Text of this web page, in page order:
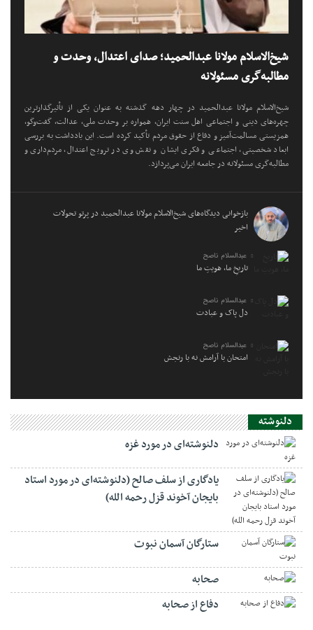
شیخ‌الاسلام مولانا عبدالحمید؛ صدای اعتدال، وحدت و
مطالبه‌گری مسئولانه
شیخ‌الاسلام مولانا عبدالحمید در چهار دهه گذشته به عنوان یکی از تأثیرگذارترین
چهره‌های دینی و اجتماعی اهل سنت ایران، همواره بر وحدت ملی، عدالت، گفت‌وگو،
همزیستی مسالمت‌آمیز و دفاع از حقوق مردم تأکید کرده است. این یادداشت به بررسی
ابعاد شخصیتی، اجتماعی و فکری ایشان و نقش وی در ترویج اعتدال، مردم‌داری و
مطالبه‌گری مسئولانه در جامعه ایران می‌پردازد.
بازخوانی دیدگاه‌های شیخ‌الاسلام مولانا عبدالحمید در پرتو تحولات
اخیر
عبدالسلام ناصح
تاریخِ ما، هویتِ ما
عبدالسلام ناصح
دل پاک و عبادت
عبدالسلام ناصح
امتحان با آرامش نه با رنجش
دلنوشته
دلنوشته‌ای در مورد غزه
یادگاری از سلف صالح (دلنوشته‌ای در مورد استاد
بایجان آخوند قزل رحمه الله)
ستارگان آسمان نبوت
صحابه
دفاع از صحابه